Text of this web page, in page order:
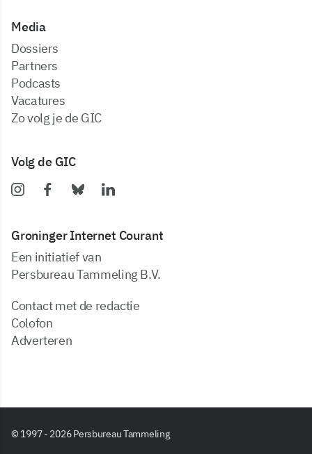
Media
dossiers
partners
podcasts
vacatures
zo volg je de GIC
Volg de GIC
Groninger Internet Courant
Een initiatief van
Persbureau Tammeling B.V.
Contact met de redactie
Colofon
Adverteren
© 1997 - 2026 Persbureau Tammeling